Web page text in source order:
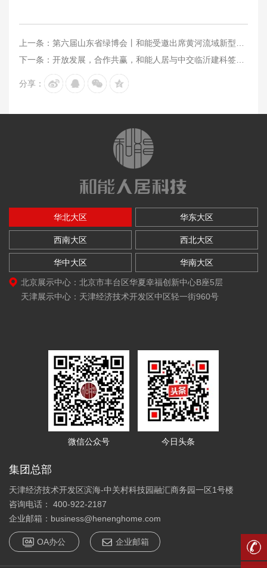
分享：
华北大区 华东大区
西南大区 西北大区
华中大区 华南大区
北京展示中心：北京市丰台区华夏幸福创新中心B座5层
天津展示中心：天津经济技术开发区中区轻一街960号
微信公众号 今日头条
集团总部
天津经济技术开发区滨海-中关村科技园融汇商务园一区1号楼
咨询电话： 400-922-2187
企业邮箱：business@henenghome.com
OA办公 企业邮箱